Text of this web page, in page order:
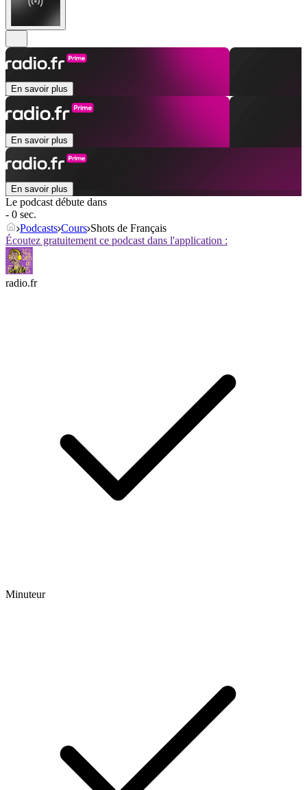
En savoir plus
En savoir plus
En savoir plus
Le podcast débute dans
- 0 sec.
Podcasts Cours Shots de Français
Écoutez gratuitement ce podcast dans l'application :
radio.fr
Minuteur